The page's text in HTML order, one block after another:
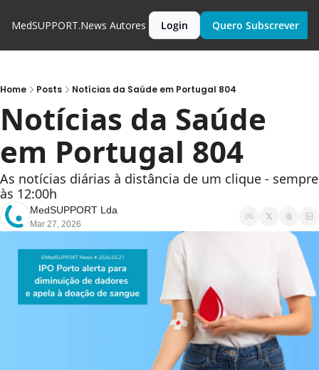
MedSUPPORT.News Autores Login Quero Subscrever
Home Posts Notícias da Saúde em Portugal 804
Notícias da Saúde
em Portugal 804
As notícias diárias à distância de um clique - sempre
às 12:00h
MedSUPPORT Lda
Mar 27, 2026